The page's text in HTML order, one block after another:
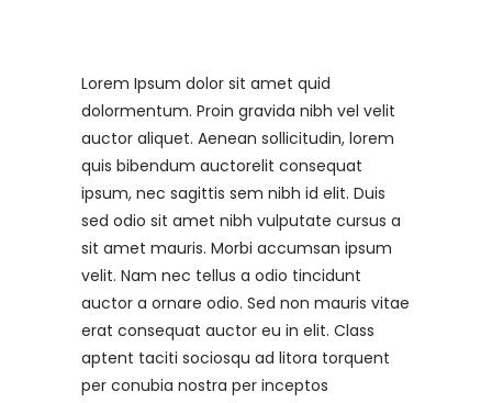
Lorem Ipsum dolor sit amet quid
dolormentum. Proin gravida nibh vel velit
auctor aliquet. Aenean sollicitudin, lorem
quis bibendum auctorelit consequat
ipsum, nec sagittis sem nibh id elit. Duis
sed odio sit amet nibh vulputate cursus a
sit amet mauris. Morbi accumsan ipsum
velit. Nam nec tellus a odio tincidunt
auctor a ornare odio. Sed non mauris vitae
erat consequat auctor eu in elit. Class
aptent taciti sociosqu ad litora torquent
per conubia nostra per inceptos